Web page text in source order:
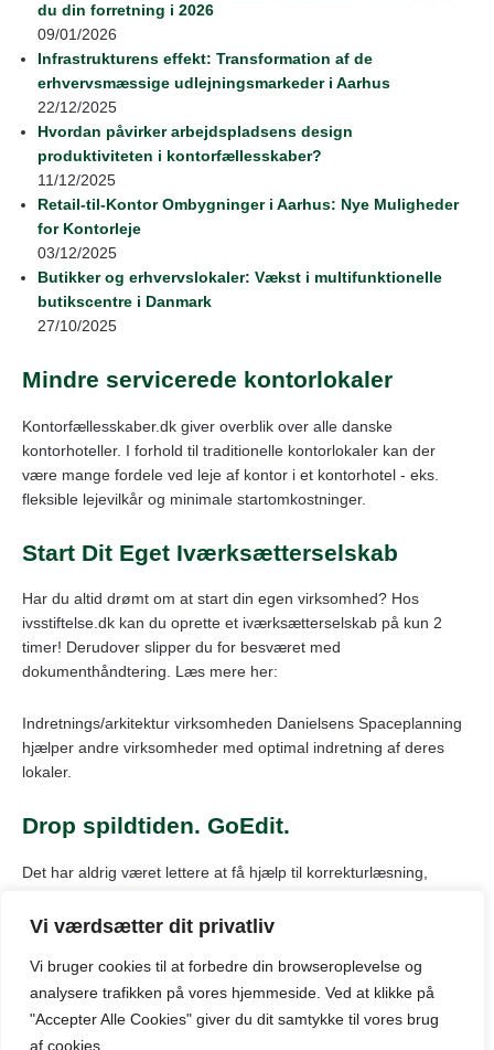
Vi værdsætter dit privatliv
Vi bruger cookies til at forbedre din browseroplevelse og
analysere trafikken på vores hjemmeside Ved at klikke på
"Accepter Alle Cookies" giver du dit samtykke til vores brug
af cookies.
du din forretning i 2026
09/01/2026
Infrastrukturens effekt: Transformation af de
erhvervsmæssige udlejningsmarkeder i Aarhus
22/12/2025
Hvordan påvirker arbejdspladsens design
produktiviteten i kontorfællesskaber?
11/12/2025
Retail‑til‑Kontor Ombygninger i Aarhus: Nye Muligheder
for Kontorleje
03/12/2025
Butikker og erhvervslokaler: Vækst i multifunktionelle
butikscentre i Danmark
27/10/2025
Mindre servicerede kontorlokaler
Kontorfællesskaber.dk giver overblik over alle danske
kontorhoteller. I forhold til traditionelle kontorlokaler kan der
være mange fordele ved leje af kontor i et kontorhotel - eks.
fleksible lejevilkår og minimale startomkostninger.
Start Dit Eget Iværksætterselskab
Har du altid drømt om at start din egen virksomhed? Hos
ivsstiftelse.dk kan du oprette et iværksætterselskab på kun 2
timer! Derudover slipper du for besværet med
dokumenthåndtering. Læs mere her:
Indretnings/arkitektur virksomheden Danielsens Spaceplanning
hjælper andre virksomheder med optimal indretning af deres
lokaler.
Drop spildtiden. GoEdit.
Det har aldrig været lettere at få hjælp til korrekturlæsning,
Med GoEdit.
© Kontor-leje-aarhus.dk: Oversigt over markedet for